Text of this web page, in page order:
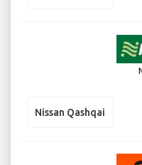
Nissan Qashqai